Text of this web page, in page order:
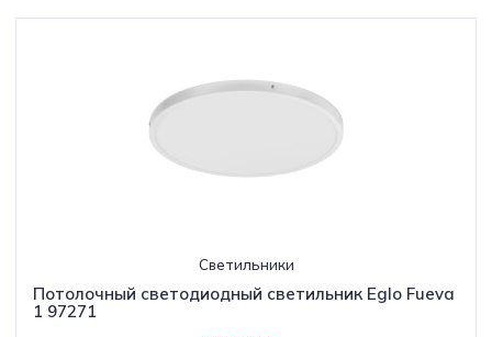
Светильники
Потолочный светодиодный светильник Eglo Fueva
1 97271